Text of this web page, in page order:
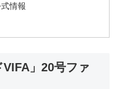
情報
VIFA」20号ファ